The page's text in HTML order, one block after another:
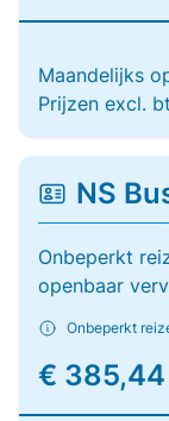
Maandelijks
Prijzen excl.
NS
Onbeperkt
openbaar
Onbeperkt
€